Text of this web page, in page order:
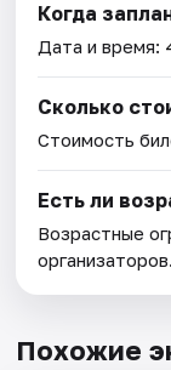
Когда
Дата и время:
Сколько
Стоимость
Есть ли
Возрастные
организаторов.
Похожие